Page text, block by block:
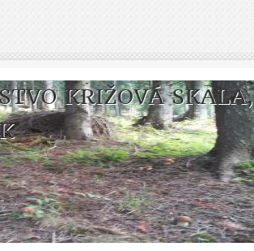
KRIŽOVÁ SKALA,